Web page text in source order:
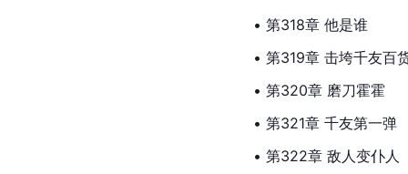
• 第318章 他是谁
• 第319章 击垮千友百
• 第320章 磨刀霍霍
• 第321章 千友第一弹
• 第322章 敌人变仆人